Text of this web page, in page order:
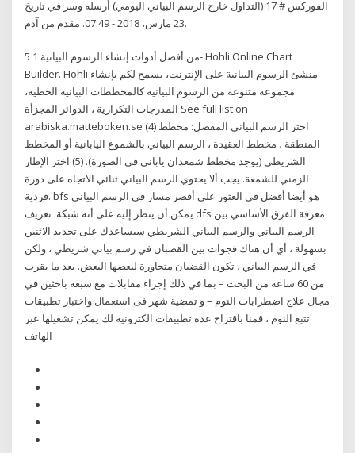
الفوركس # 17 (التداول خارج الرسم البياني اليومي) أرسله وسر في تاريخ
23 مارس، 2018 - 07:49. مقدم من آدم.
5 من أفضل أدوات إنشاء الرسوم البيانية 1- Hohli Online Chart
Builder. Hohli منشئ الرسوم البيانية على الإنترنت، يسمح لكم بإنشاء
مجموعة متنوعة من الرسوم البيانية كالمخططات البيانية الخطية،
المدرجات التكرارية ، الدوائر المجزأة See full list on
arabiska.matteboken.se (4) اختر الرسم البياني المفضل: مخطط
المنطقة ، مخطط العقيدة ، الرسم البياني بالشموع اليابانية أو المخطط
الشريطي (يوجد مخطط شمعدان ياباني في الصورة). (5) اختر الإطار
الزمني للشمعة. يجب ألا يحتوي الرسم البياني ثنائي الاتجاه على دورة
فردية. bfs هو أيضا أفضل في العثور على أقصر مسار في الرسم البياني
يمكن أن ينظر إليه على أنه شبكة. تعريف dfs معرفة الفرق الأساسي بين
الرسم البياني والرسم البياني الشريطي سيساعدك على تحديد الاثنين
بسهولة ، أي أن هناك فجوات بين القضبان في رسم بياني شريطي ، ولكن
في الرسم البياني ، تكون القضبان متجاورة لبعضها البعض. بعد ما يقرب
من 60 ساعة من البحث – بما في ذلك إجراء مقابلات مع سبعة باحثين في
مجال علاج اضطرابات النوم – و تمضية شهر فى استعمال واختبار تطبيقات
تتبع النوم ، قمنا باقتراح عدة تطبيقات الكترونية لك يمكن تشغيلها عبر
الهاتف